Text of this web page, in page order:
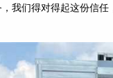
我们得对得起这份信